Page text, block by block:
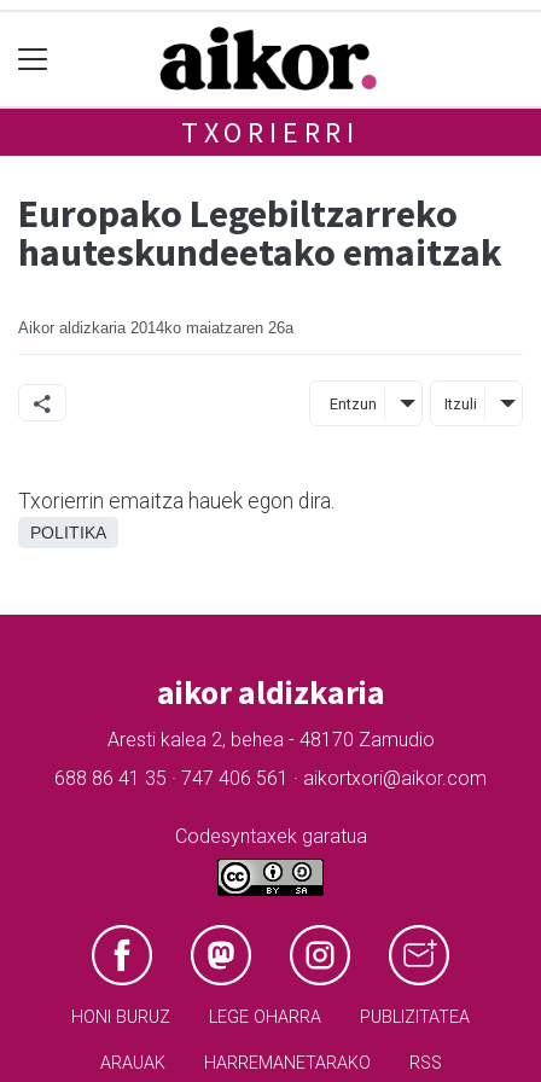
TXORIERRI
Europako Legebiltzarreko
hauteskundeetako emaitzak
Aikor aldizkaria 2014ko maiatzaren 26a
Entzun Itzuli
Txorierrin emaitza hauek egon dira.
POLITIKA
aikor aldizkaria
Aresti kalea 2, behea - 48170 Zamudio
688 86 41 35 · 747 406 561 · aikortxori@aikor.com
Codesyntaxek garatua
HONI BURUZ LEGE OHARRA PUBLIZITATEA
ARAUAK HARREMANETARAKO RSS